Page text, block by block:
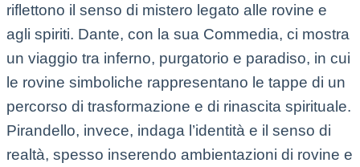
riflettono il senso di mistero legato alle rovine e
agli spiriti. Dante, con la sua Commedia, ci mostra
un viaggio tra inferno, purgatorio e paradiso, in cui
le rovine simboliche rappresentano le tappe di un
percorso di trasformazione e di rinascita spirituale.
Pirandello, invece, indaga l’identità e il senso di
realtà, spesso inserendo ambientazioni di rovine e